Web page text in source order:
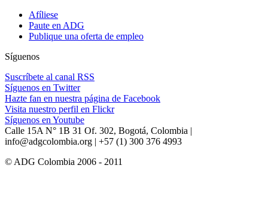
Afíliese
Paute en ADG
Publique una oferta de empleo
Síguenos
Suscríbete al canal RSS
Síguenos en Twitter
Hazte fan en nuestra página de Facebook
Visita nuestro perfil en Flickr
Síguenos en Youtube
Calle 15A N° 1B 31 Of. 302, Bogotá, Colombia |
info@adgcolombia.org | +57 (1) 300 376 4993
© ADG Colombia 2006 - 2011